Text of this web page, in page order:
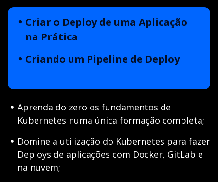
Criar o Deploy de uma Aplicação
na Prática
Criando um Pipeline de Deploy
Aprenda do zero os fundamentos de
Kubernetes numa única formação completa;
Domine a utilização do Kubernetes para fazer
Deploys de aplicações com Docker, GitLab e
na nuvem;